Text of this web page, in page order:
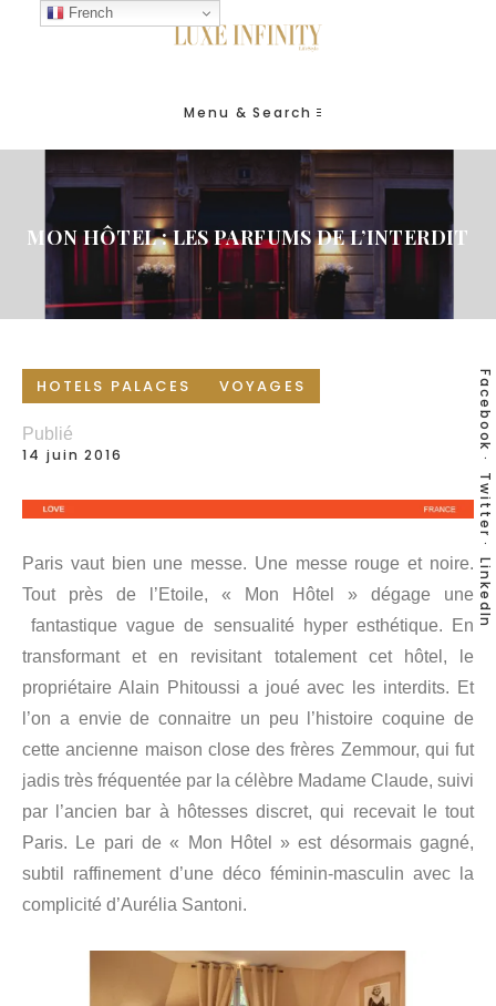
Menu & Search
MON HÔTEL : LES PARFUMS DE L’INTERDIT
Facebook
Twitter
LinkedIn
HOTELS PALACES VOYAGES
Publié
14 juin 2016
Paris vaut bien une messe. Une messe rouge et noire.
Tout près de l’Etoile, « Mon Hôtel » dégage une
fantastique vague de sensualité hyper esthétique. En
transformant et en revisitant totalement cet hôtel, le
propriétaire Alain Phitoussi a joué avec les interdits. Et
l’on a envie de connaitre un peu l’histoire coquine de
cette ancienne maison close des frères Zemmour, qui fut
jadis très fréquentée par la célèbre Madame Claude, suivi
par l’ancien bar à hôtesses discret, qui recevait le tout
Paris. Le pari de « Mon Hôtel » est désormais gagné,
subtil raffinement d’une déco féminin-masculin avec la
complicité d’Aurélia Santoni.
French